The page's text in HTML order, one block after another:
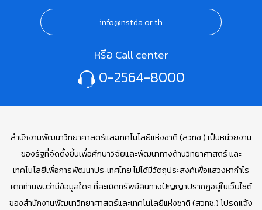
info@nstda.or.th
หรือ Call center
0-2564-8000
สำนักงานพัฒนาวิทยาศาสตร์และเทคโนโลยีแห่งชาติ (สวทช.) เป็นหน่วยงาน
ของรัฐที่จัดตั้งขึ้นเพื่อศึกษาวิจัยและพัฒนาทางด้านวิทยาศาสตร์ และ
เทคโนโลยีเพื่อการพัฒนาประเทศไทย ไม่ได้มีวัตถุประสงค์เพื่อแสวงหากำไร
หากท่านพบว่ามีข้อมูลใดๆ ที่ละเมิดทรัพย์สินทางปัญญาปรากฏอยู่ในเว็บไซต์
ของสำนักงานพัฒนาวิทยาศาสตร์และเทคโนโลยีแห่งชาติ (สวทช.) โปรดแจ้ง